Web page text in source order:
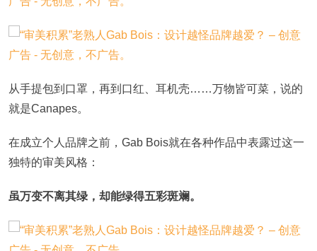
从手提包到口罩，再到口红、耳机壳……万物皆可菜，说的
就是Canapes。
在成立个人品牌之前，Gab Bois就在各种作品中表露过这一
独特的审美风格：
虽万变不离其绿，却能绿得五彩斑斓。